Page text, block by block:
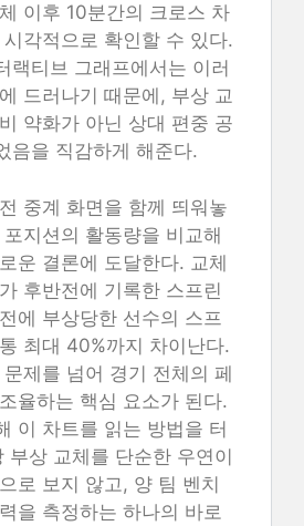
이후 10분간의 크로스 차
각적으로 확인할 수 있다.
랙티브 그래프에서는 이러
드러나기 때문에, 부상 교
약화가 아닌 상대 편중 공
음을 직감하게 해준다.
중계 화면을 함께 띄워놓
지션의 활동량을 비교해
운 결론에 도달한다. 교체
후반전에 기록한 스프린
에 부상당한 선수의 스프
최대 40%까지 차이난다.
제를 넘어 경기 전체의 페
율하는 핵심 요소가 된다.
이 차트를 읽는 방법을 터
부상 교체를 단순한 우연이
로 보지 않고, 양 팀 벤치
을 측정하는 하나의 바로